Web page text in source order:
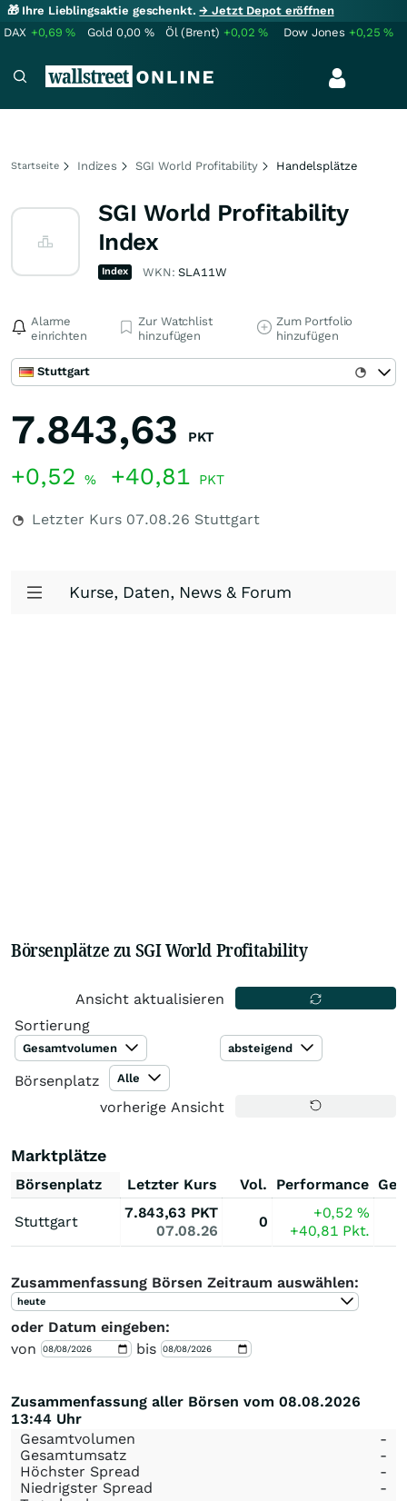
🎁 Ihre Lieblingsaktie geschenkt.→ Jetzt Depot eröffnen
DAX +0,69% Gold 0,00 % Öl (Brent) +0,02% Dow Jones +0,25%
Startseite Indizes SGI World Profitability Handelsplätze
SGI World Profitability
Index
Index WKN:SLA11W
Alarme
einrichten
Zur Watchlist
hinzufügen
Zum Portfolio
hinzufügen
Stuttgart
7.843,63 PKT
+0,52 % +40,81 PKT
Letzter Kurs 07.08.26 Stuttgart
Kurse, Daten, News & Forum
Börsenplätze zu SGI World Profitability
Ansicht aktualisieren
Sortierung
Gesamtvolumen absteigend
Börsenplatz Alle
vorherige Ansicht
Marktplätze
Börsenplatz Letzter Kurs Vol. Performance
Stuttgart
7.843,63 PKT
07.08.26
0
+0,52%
+40,81 Pkt.
Zusammenfassung Börsen Zeitraum auswählen:
heute
oder Datum eingeben:
von
bis
Zusammenfassung aller Börsen vom 08.08.2026
13:44 Uhr
Gesamtvolumen
-
Gesamtumsatz
-
Höchster Spread
-
Niedrigster Spread
-